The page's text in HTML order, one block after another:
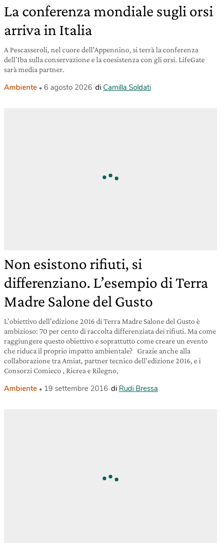
La conferenza mondiale sugli orsi
arriva in Italia
A Pescasseroli, nel cuore dell’Appennino, si terrà la conferenza
dell’Iba sulla conservazione e la coesistenza con gli orsi. LifeGate
sarà media partner.
Ambiente 6 agosto 2026 di Camilla Soldati
Non esistono rifiuti, si
differenziano. L’esempio di Terra
Madre Salone del Gusto
L’obiettivo dell’edizione 2016 di Terra Madre Salone del Gusto è
ambizioso: 70 per cento di raccolta differenziata dei rifiuti. Ma come
raggiungere questo obiettivo e soprattutto come creare un evento
che riduca il proprio impatto ambientale? Grazie anche alla
collaborazione tra Amiat, partner tecnico dell’edizione 2016, e i
Consorzi Comieco , Ricrea e Rilegno,
Ambiente 19 settembre 2016 di Rudi Bressa